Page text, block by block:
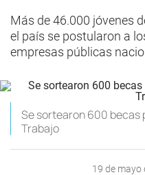
Más de 46.000 jóvenes
el país se postularon a
empresas públicas
Se sortearon 600 becas
Trabajo
19 de mayo